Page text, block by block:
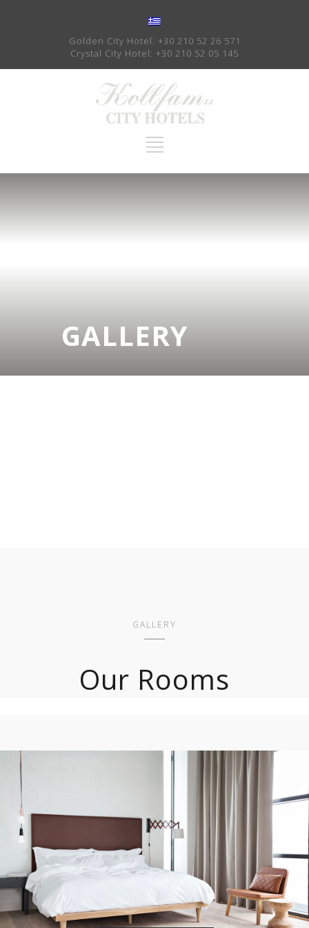
Golden City Hotel: +30 210 52 26 571
Crystal City Hotel: +30 210 52 05 145
GALLERY
GALLERY
Our Rooms